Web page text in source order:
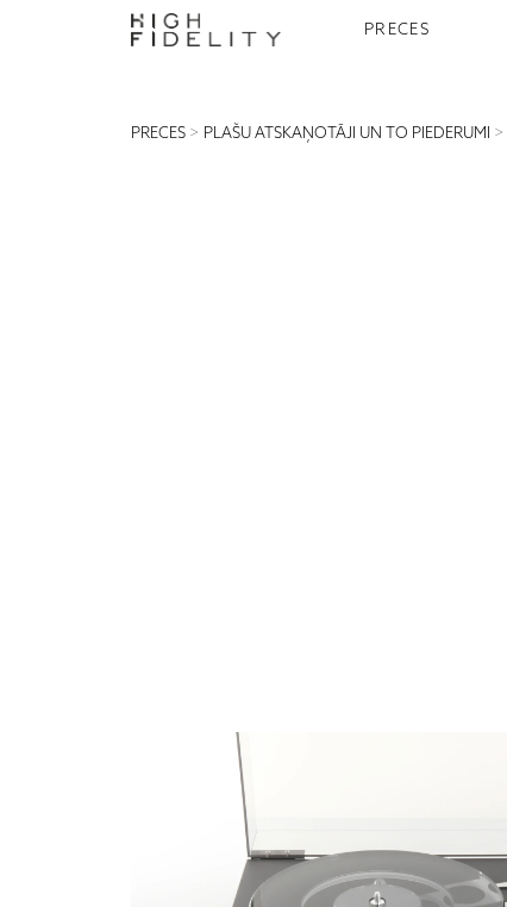
PRECES
PRECES > PLAŠU ATSKAŅOTĀJI UN TO PIEDERUMI >